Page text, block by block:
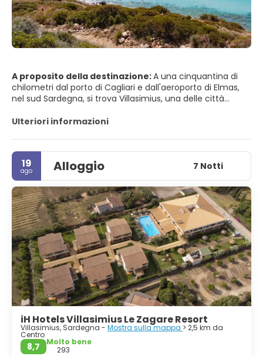
A proposito della destinazione:A una cinquantina di
chilometri dal porto di Cagliari e dall'aeroporto di Elmas,
nel sud Sardegna, si trova Villasimius, una delle città
notorietà è indiscutibile: la sua costa offre un insieme
profumi intensi di mirto, enebro e retama oltre a una
capacità di accogliere turisti che si adatta a tutti i tipi di
richieste.
Ulteriori informazioni
19
ago Alloggio 7 Notti
iH Hotels Villasimius Le Zagare Resort
Villasimius, Sardegna - Mostra sulla mappa > 2,5 km da
Centro
8,7
Molto bene
293